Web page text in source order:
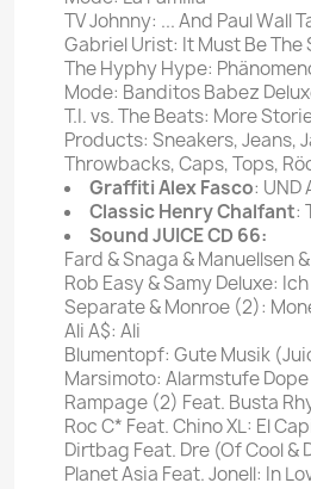
TV Johnny: ... And Paul Wall
Gabriel Urist: It Must Be The
The Hyphy Hype:
Mode: Banditos Babez
T.I. vs. The Beats: More
Products: Sneakers, Jeans,
Throwbacks, Caps, Tops,
Graffiti Alex Fasco: UND
Classic Henry Chalfant:
Sound JUICE CD 66:
Fard & Snaga & Manuellsen
Rob Easy & Samy Deluxe:
Separate & Monroe (2):
Ali A$: Ali
Blumentopf: Gute Musik
Marsimoto: Alarmstufe Dope
Rampage (2) Feat. Busta
Roc C* Feat. Chino XL: El
Dirtbag Feat. Dre (Of Cool &
Planet Asia Feat. Jonell: In